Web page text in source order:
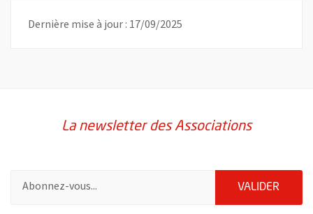
Dernière mise à jour : 17/09/2025
La newsletter des Associations
VALIDER